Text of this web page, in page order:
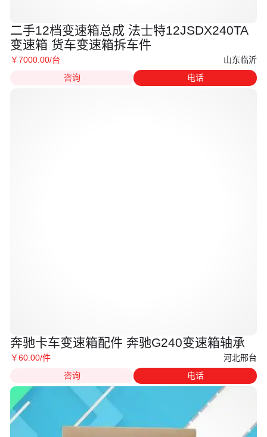
二手12档变速箱总成 法士特12JSDX240TA
变速箱 货车变速箱拆车件
￥7000 .00/台
山东临沂
咨询
电话
奔驰卡车变速箱配件 奔驰G240变速箱轴承
￥60.00/件
河北邢台
咨询
电话